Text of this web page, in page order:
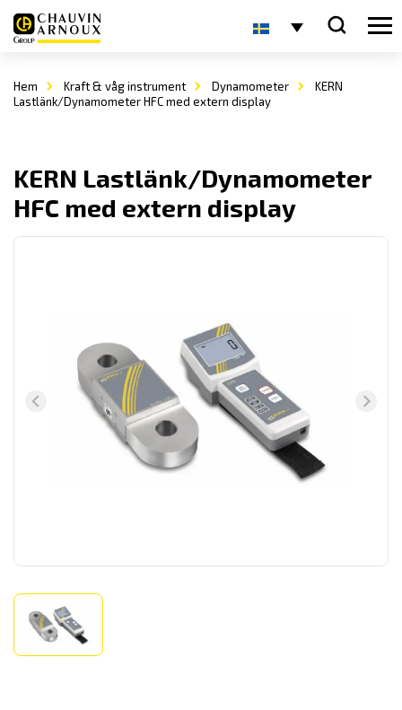
Hem Kraft & våg instrument Dynamometer
KERN
Lastlänk/Dynamometer HFC med extern display
KERN Lastlänk/Dynamometer
HFC med extern display